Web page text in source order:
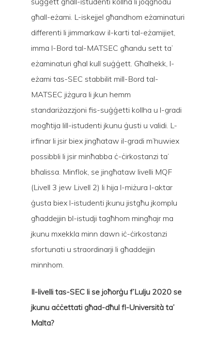
għall-eżami. L-iskejjel għandhom eżaminaturi
differenti li jimmarkaw il-karti tal-eżamijiet,
imma l-Bord tal-MATSEC għandu sett ta’
eżaminaturi għal kull suġġett. Għalhekk, l-
eżami tas-SEC stabbilit mill-Bord tal-
MATSEC jiżgura li jkun hemm
standariżazzjoni fis-suġġetti kollha u l-gradi
mogħtija lill-istudenti jkunu ġusti u validi. L-
irfinar li jsir biex jingħataw il-gradi m’huwiex
possibbli li jsir minħabba ċ-ċirkostanzi ta’
bħalissa. Minflok, se jingħataw livelli MQF
(Livell 3 jew Livell 2) li hija l-miżura l-aktar
ġusta biex l-istudenti jkunu jistgħu jkomplu
għaddejjin bl-istudji tagħhom mingħajr ma
jkunu mxekkla minn dawn iċ-ċirkostanzi
sfortunati u straordinarji li għaddejjin
minnhom.
Il-livelli tas-SEC li se joħorġu f’Lulju 2020 se
jkunu aċċettati għad-dħul fl-Università ta’
Malta?